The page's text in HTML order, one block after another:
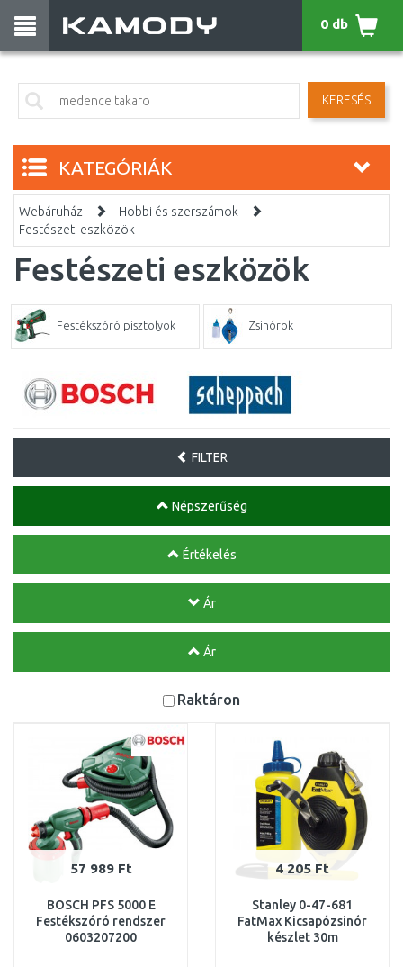
KERESÉS
0 db
KATEGÓRIÁK
Webáruház
Hobbi és szerszámok
Festészeti eszközök
Festészeti eszközök
Festékszóró pisztolyok Zsinórok
FILTER
Népszerűség
Értékelés
Ár
Ár
Raktáron
57 989 Ft
BOSCH PFS 5000 E
Festékszóró rendszer
0603207200
4 205 Ft
Stanley 0-47-681
FatMax Kicsapózsinór
készlet 30m